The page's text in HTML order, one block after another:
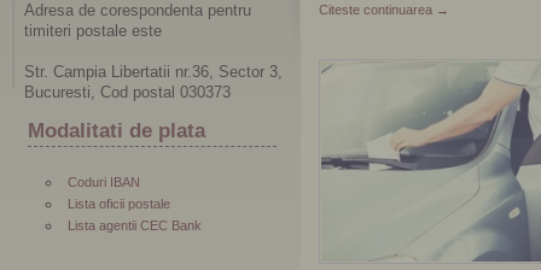
Adresa de corespondenta pentru
timiteri postale este
Str. Campia Libertatii nr.36, Sector 3,
Bucuresti, Cod postal 030373
Modalitati de plata
Coduri IBAN
Lista oficii postale
Lista agentii CEC Bank
Citeste continuarea →